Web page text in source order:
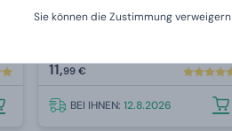
Sie können die Zustimmung verweigern
Magischer Keramikbecher mit
individuellem Aufdruck
11,99 €
BEI IHNEN: 12.8.2026